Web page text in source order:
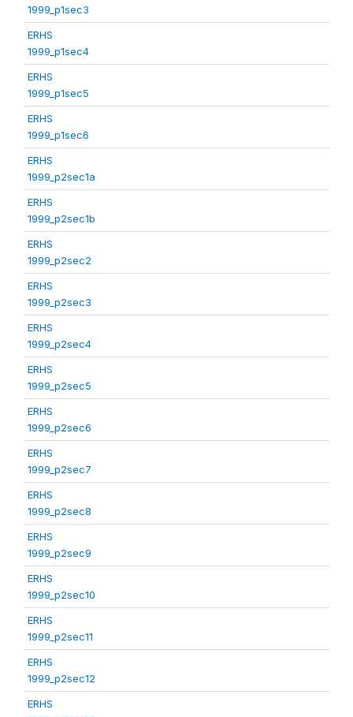
1999_p1sec3
ERHS
1999_p1sec4
ERHS
1999_p1sec5
ERHS
1999_p1sec6
ERHS
1999_p2sec1a
ERHS
1999_p2sec1b
ERHS
1999_p2sec2
ERHS
1999_p2sec3
ERHS
1999_p2sec4
ERHS
1999_p2sec5
ERHS
1999_p2sec6
ERHS
1999_p2sec7
ERHS
1999_p2sec8
ERHS
1999_p2sec9
ERHS
1999_p2sec10
ERHS
1999_p2sec11
ERHS
1999_p2sec12
ERHS